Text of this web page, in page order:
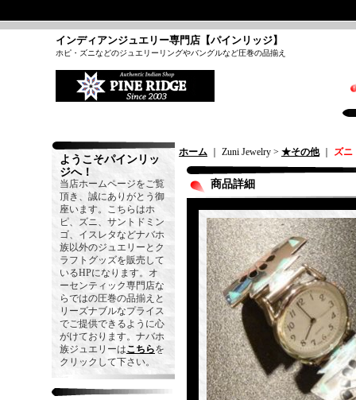
インディアンジュエリー専門店【パインリッジ】
ホピ・ズニなどのジュエリーリングやバングルなど圧巻の品揃え
ようこそパインリッ
ジへ！
当店ホームページをご覧
頂き、誠にありがとう御
座います。こちらはホ
ピ、ズニ、サントドミン
ゴ、イスレタなどナバホ
族以外のジュエリーとク
ラフトグッズを販売して
いるHPになります。オ
ーセンティック専門店な
らではの圧巻の品揃えと
リーズナブルなプライス
でご提供できるように心
がけております。ナバホ
族ジュエリーはこちらを
クリックして下さい。
ホーム ｜ Zuni Jewelry > ★その他｜ ズ
商品詳細